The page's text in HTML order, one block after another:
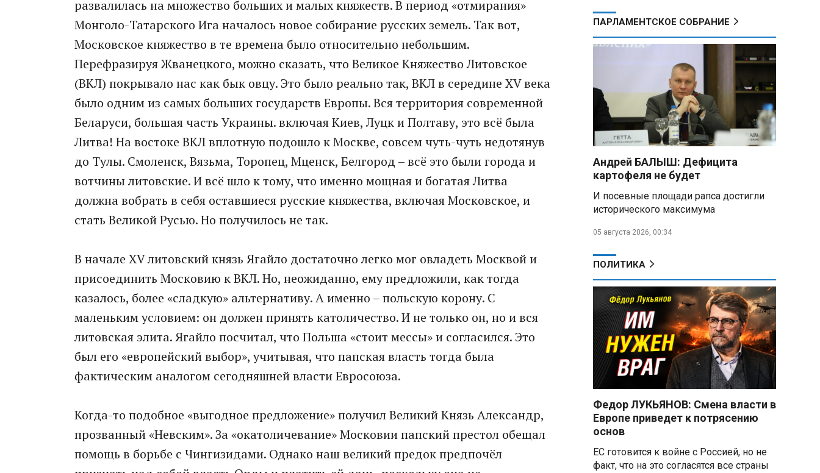
развалилась на множество больших и малых княжеств. В период «отмирания»
Монголо-Татарского Ига началось новое собирание русских земель. Так вот,
Московское княжество в те времена было относительно небольшим.
Перефразируя Жванецкого, можно сказать, что Великое Княжество Литовское
(ВКЛ) покрывало нас как бык овцу. Это было реально так, ВКЛ в середине XV века
было одним из самых больших государств Европы. Вся территория современной
Беларуси, большая часть Украины. включая Киев, Луцк и Полтаву, это всё была
Литва! На востоке ВКЛ вплотную подошло к Москве, совсем чуть-чуть недотянув
до Тулы. Смоленск, Вязьма, Торопец, Мценск, Белгород – всё это были города и
вотчины литовские. И всё шло к тому, что именно мощная и богатая Литва
должна вобрать в себя оставшиеся русские княжества, включая Московское, и
стать Великой Русью. Но получилось не так.
В начале XV литовский князь Ягайло достаточно легко мог овладеть Москвой и
присоединить Московию к ВКЛ. Но, неожиданно, ему предложили, как тогда
казалось, более «сладкую» альтернативу. А именно – польскую корону. С
маленьким условием: он должен принять католичество. И не только он, но и вся
литовская элита. Ягайло посчитал, что Польша «стоит мессы» и согласился. Это
был его «европейский выбор», учитывая, что папская власть тогда была
фактическим аналогом сегодняшней власти Евросоюза.
Когда-то подобное «выгодное предложение» получил Великий Князь Александр,
прозванный «Невским». За «окатоличевание» Московии папский престол обещал
помощь в борьбе с Чингизидами. Однако наш великий предок предпочёл
акваторией Черного и Азовского
россиянам в Беларуси на
выборах в Госдуму 20 сентября
В ООН осудили атаки,
приведшие к гибели детей в
Белгородской области и под
Геленджиком
Пять месяцев один на
отбивал атаки ВСУ под ударами
дронов
Владимир Путин:
области — главный приоритет, но
Год колонии за попытку
«пересидеть» призыв в России:
жителя Славгородского района
осудили за уклонение от
службы
В Свердловской области
взорван автомобиль директора
производителя дронов «Упырь»
Российские пловцы
первого дня Кубка мира по
зимнему плаванию
ПАРЛАМЕНТСКОЕ СОБРАНИЕ
Андрей БАЛЫШ: Дефицита
картофеля не будет
И посевные площади рапса достигли
исторического максимума
05 августа 2026, 00:34
ПОЛИТИКА
Федор ЛУКЬЯНОВ: Смена власти в
Европе приведет к потрясению
основ
ЕС готовится к войне с Россией, но не
факт, что на это согласятся все страны